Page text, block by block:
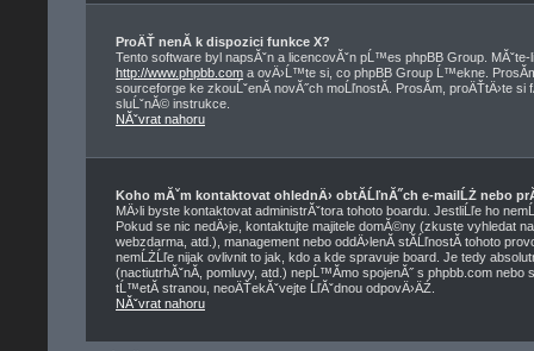
ProÄŤ nenĂ­ k dispozici funkce X?
Tento software byl napsĂˇn a licencovĂˇn pĹ™es phpBB Group.
http://www.phpbb.com a ovÄ›Ĺ™te si, co phpBB Group Ĺ™ekne.
sourceforge ke zkouĹˇenĂ­ novĂ˝ch moĹľnostĂ­. ProsĂ­m, proÄŤtÄ›te
sluĹˇnĂ© instrukce.
NĂˇvrat nahoru
Koho mĂˇm kontaktovat ohlednÄ› obtĂ­ĹľnĂ˝ch e-mailĹŻ nebo
MÄ›li byste kontaktovat administrĂˇtora tohoto boardu. JestliĹľe ho
Pokud se nic nedÄ›je, kontaktujte majitele domĂ©ny (zkuste vyhledat
webzdarma, atd.), management nebo oddÄ›lenĂ­ stĂ­ĹľnostĂ­ tohoto
nemĹŻĹľe nijak ovlivnit to jak, kdo a kde spravuje board. Je tedy
(nactiutrhĂˇnĂ­, pomluvy, atd.) nepĹ™Ă­mo spojenĂ˝ s phpbb.com
tĹ™etĂ­ stranou, neoÄŤekĂˇvejte ĹľĂˇdnou odpovÄ›ÄŹ.
NĂˇvrat nahoru